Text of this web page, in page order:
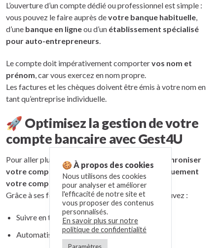
L’ouverture d’un compte dédié ou professionnel est simple :
vous pouvez le faire auprès devotre banque habituelle,
d’une banque en ligneou d’un établissement spécialisé
pour auto-entrepreneurs.
Le compte doit impérativement comportervos nom et
prénom, car vous exercez en nom propre.
Les factures et les chèques doivent être émis à votre nom en
tant qu’entreprise individuelle.
🚀 Optimisez la gestion de votre
compte bancaire avec Gest4U
Pour aller plus loin, Gest4U vous permet de
synchroniser
votre compte bancaireet de
gérer automatiquement
votre comptabilité.
Grâce à ses fonctionnalités intelligentes, vous pouvez :
Suivre en temps réel votre trésorerie
Automatiser vos déclarations
🍪 À propos des cookies
Nous utilisons des cookies
pour analyser et améliorer
l'efficacité de notre site et
vous proposer des contenus
personnalisés.
En savoir plus sur notre
politique de confidentialité